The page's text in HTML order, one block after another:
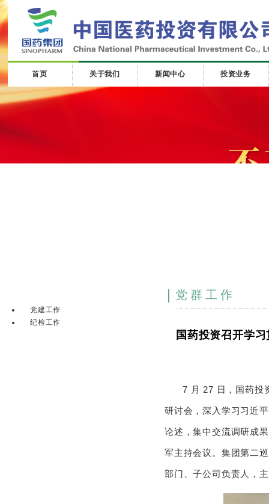
首页 关于我们 新闻中心 投资业务
党建工作
纪检工作
党群工作
国药投资召开学
7 月 27 日，国药投
研讨会，深入学习习近
论述，集中交流调研成
军主持会议。集团第二
部门、子公司负责人，